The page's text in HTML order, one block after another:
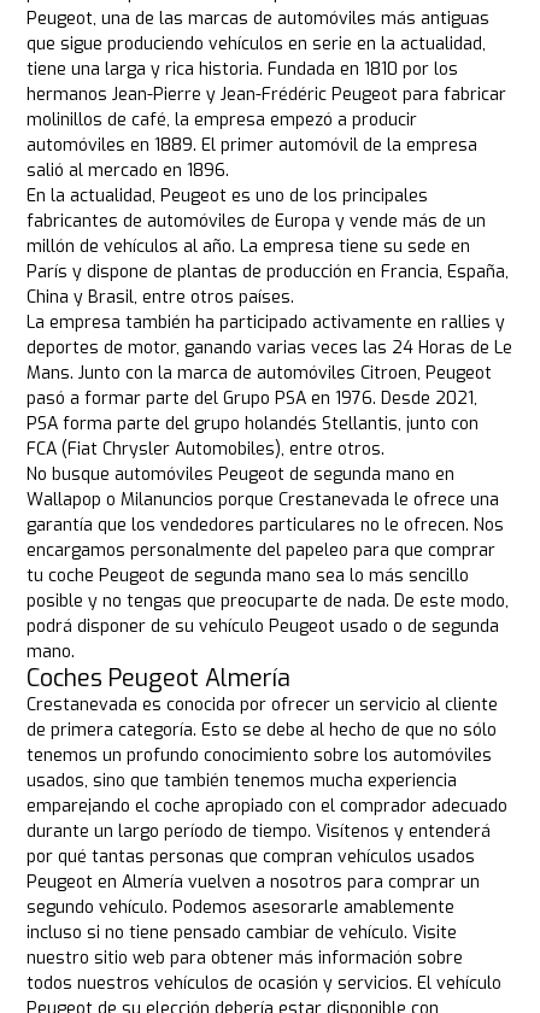
Peugeot, una de las marcas de automóviles más antiguas
que sigue produciendo vehículos en serie en la actualidad,
tiene una larga y rica historia. Fundada en 1810 por los
hermanos Jean-Pierre y Jean-Frédéric Peugeot para fabricar
molinillos de café, la empresa empezó a producir
automóviles en 1889. El primer automóvil de la empresa
salió al mercado en 1896.
En la actualidad, Peugeot es uno de los principales
fabricantes de automóviles de Europa y vende más de un
millón de vehículos al año. La empresa tiene su sede en
París y dispone de plantas de producción en Francia, España,
China y Brasil, entre otros países.
La empresa también ha participado activamente en rallies y
deportes de motor, ganando varias veces las 24 Horas de Le
Mans. Junto con la marca de automóviles Citroen, Peugeot
pasó a formar parte del Grupo PSA en 1976. Desde 2021,
PSA forma parte del grupo holandés Stellantis, junto con
FCA (Fiat Chrysler Automobiles), entre otros.
No busque automóviles Peugeot de segunda mano en
Wallapop o Milanuncios porque Crestanevada le ofrece una
garantía que los vendedores particulares no le ofrecen. Nos
encargamos personalmente del papeleo para que comprar
tu coche Peugeot de segunda mano sea lo más sencillo
posible y no tengas que preocuparte de nada. De este modo,
podrá disponer de su vehículo Peugeot usado o de segunda
mano.
Coches Peugeot Almería
Crestanevada es conocida por ofrecer un servicio al cliente
de primera categoría. Esto se debe al hecho de que no sólo
tenemos un profundo conocimiento sobre los automóviles
usados, sino que también tenemos mucha experiencia
emparejando el coche apropiado con el comprador adecuado
durante un largo período de tiempo. Visítenos y entenderá
por qué tantas personas que compran vehículos usados
Peugeot en Almería vuelven a nosotros para comprar un
segundo vehículo. Podemos asesorarle amablemente
incluso si no tiene pensado cambiar de vehículo. Visite
nuestro sitio web para obtener más información sobre
todos nuestros vehículos de ocasión y servicios. El vehículo